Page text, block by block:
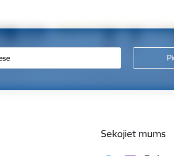
Sekojiet mums